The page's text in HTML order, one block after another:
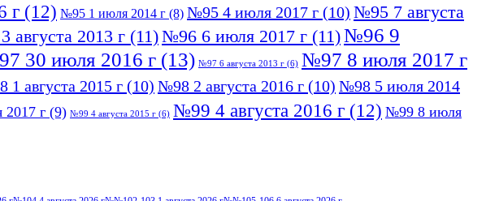
г (12) №95 1 июля 2014 г (8) №95 4 июля 2017 г (10) №95 7 августа
августа 2013 г (11)№96 6 июля 2017 г (11)№96 9
30 июля 2016 г (13) №97 6 августа 2013 г (6) №97 8 июля 2017 г
1 августа 2015 г (10) №98 2 августа 2016 г (10) №98 5 июля 2014
г (9) №99 4 августа 2015 г (6) №99 4 августа 2016 г (12) №99 8 июля